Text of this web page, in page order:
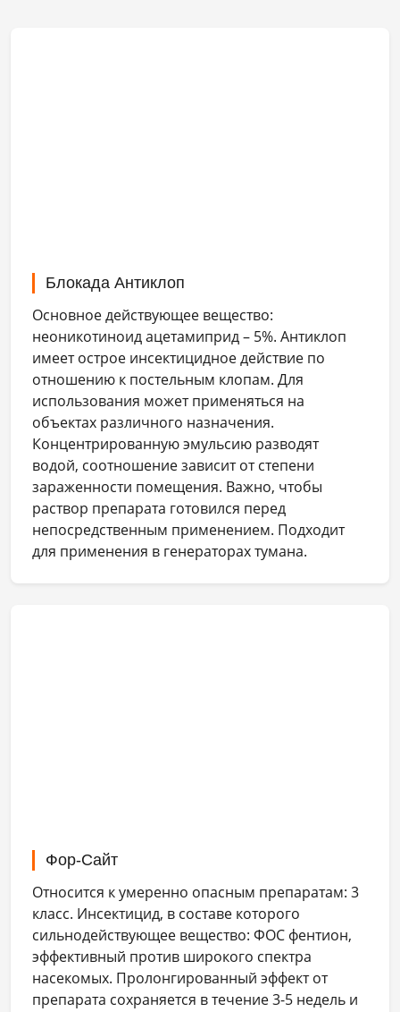
Блокада Антиклоп
Основное действующее вещество:
неоникотиноид ацетамиприд – 5%. Антиклоп
имеет острое инсектицидное действие по
отношению к постельным клопам. Для
использования может применяться на
объектах различного назначения.
Концентрированную эмульсию разводят
водой, соотношение зависит от степени
зараженности помещения. Важно, чтобы
раствор препарата готовился перед
непосредственным применением. Подходит
для применения в генераторах тумана.
Фор-Сайт
Относится к умеренно опасным препаратам: 3
класс. Инсектицид, в составе которого
сильнодействующее вещество: ФОС фентион,
эффективный против широкого спектра
насекомых. Пролонгированный эффект от
препарата сохраняется в течение 3-5 недель и